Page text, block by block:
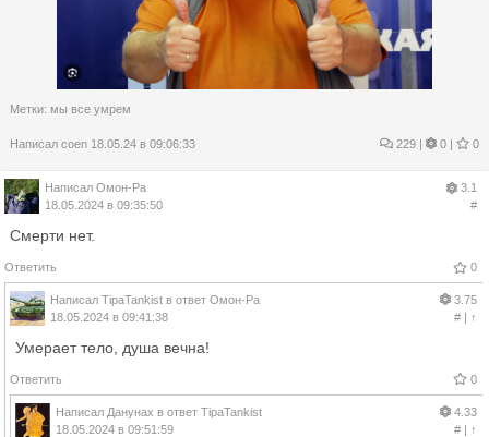
Метки: мы все умрем
Написал coen 18.05.24 в 09:06:33 229 | 0 | 0
Написал Омон-Ра
18.05.2024 в 09:35:50
3.1
#
Смерти нет.
Ответить 0
Написал TipaTankist в ответ Омон-Ра
18.05.2024 в 09:41:38
3.75
#| ↑
Умерает тело, душа вечна!
Ответить 0
Написал Данунах в ответ TipaTankist
18.05.2024 в 09:51:59
4.33
#| ↑